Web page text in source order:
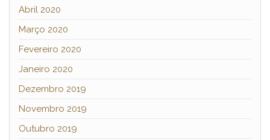
Abril 2020
Março 2020
Fevereiro 2020
Janeiro 2020
Dezembro 2019
Novembro 2019
Outubro 2019